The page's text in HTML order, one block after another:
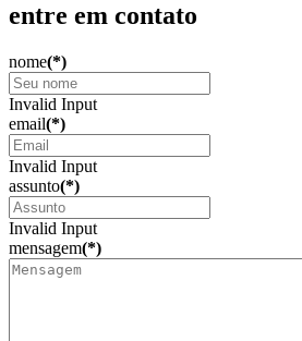
entre em contato
nome(*)
Invalid Input
email(*)
Invalid Input
assunto(*)
Invalid Input
mensagem(*)